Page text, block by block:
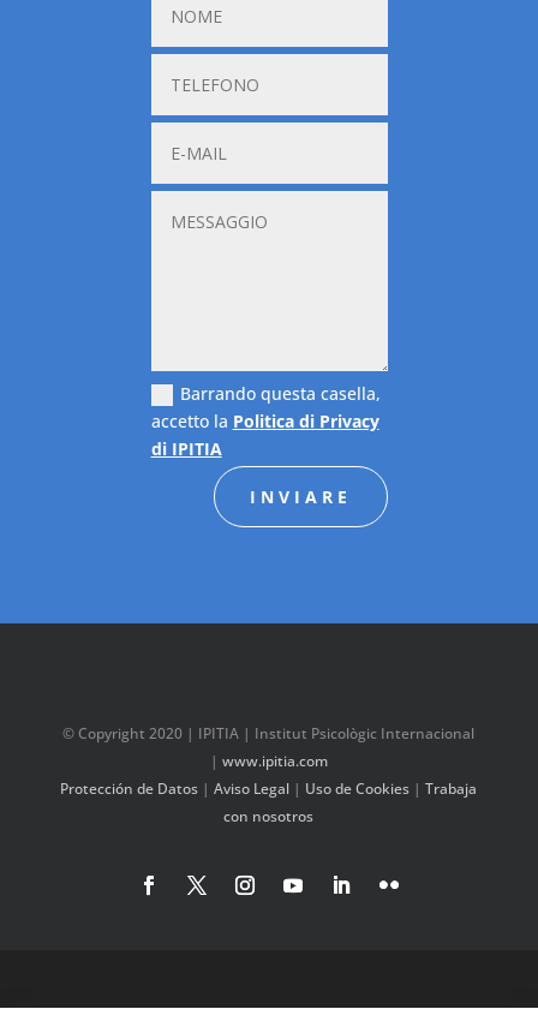
Barrando questa casella,
accetto la Politica di Privacy
di IPITIA
INVIARE
© Copyright 2020 | IPITIA | Institut Psicològic Internacional
| www.ipitia.com
Protección de Datos |Aviso Legal | Uso de Cookies |Trabaja
con nosotros